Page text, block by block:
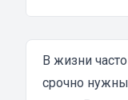
затянутым и
Никакого
В жизни
срочно нужны